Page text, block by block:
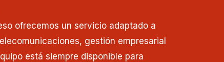
ofrecemos un servicio adaptado a
gestión empresarial
está siempre disponible para